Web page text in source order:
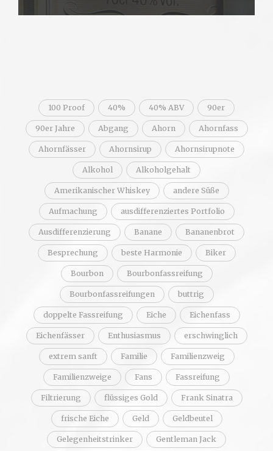
100 Proof 40% 40% ABV 90er
90er Jahre Abgang Ahorn Ahornfass
Ahornfässer Ahornsirup Ahornsirupnote
Alkohol Alkoholgehalt
Amerikanischer Whiskey andere Süße
Aufmachung ausdifferenziertes Portfolio
Ausdifferenzierung Banane Bananenbrot
Besprechung beste Harmonie Biker
Bourbon Bourbonfassreifung
Bourbonfassreifungen buttrig
doppelte Fassreifung Eiche Eichenfass
Eichenfässer Enthusiasmus erschwinglich
extrem sanft Familie Familienzweig
Familienzweige Fans Fassreifung
Filtrierung flüssiges Gold Frank Sinatra
frische Eiche Geld Geldbeutel
Gelegenheitstrinker Gentleman Jack